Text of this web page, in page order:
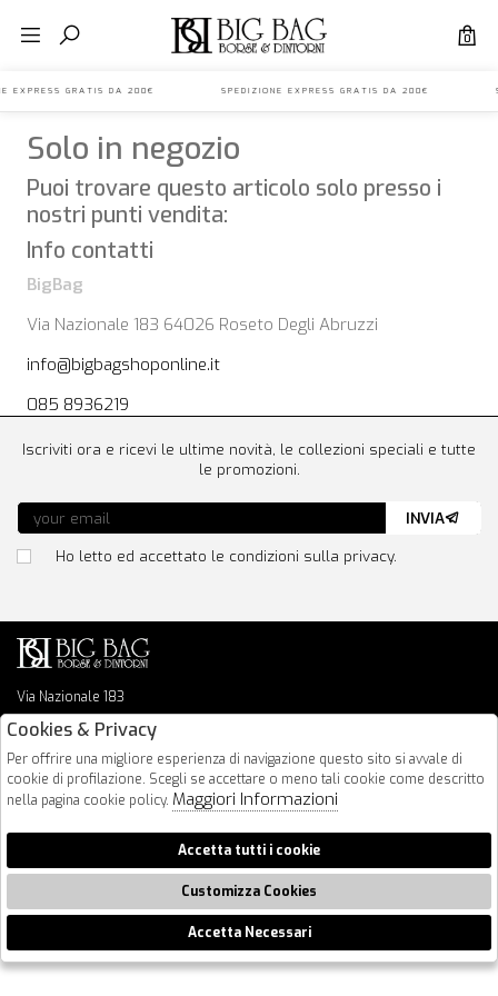
0
EXPRESS GRATIS DA 200€ SPEDIZIONE EXPRESS GRATIS DA 200€
Solo in negozio
Puoi trovare questo articolo solo presso i
nostri punti vendita:
Info contatti
BigBag
Via Nazionale 183 64026 Roseto Degli Abruzzi
info@bigbagshoponline.it
085 8936219
Via Nazionale 183
64026 Roseto Degli Abruzzi
info@bigbagshoponline.it
follow us
Iscriviti ora e ricevi le ultime novità, le collezioni speciali e tutte
le promozioni.
Ho letto ed accettato le condizioni sulla privacy.
INVIA
2026 BigBag - P.iva : 00916940679 Powered by
🍪
Cookies & Privacy
Per offrire una migliore esperienza di navigazione questo sito si avvale di
cookie di profilazione. Scegli se accettare o meno tali cookie come descritto
nella pagina cookie policy. Maggiori Informazioni
Accetta tutti i cookie
Customizza Cookies
Accetta Necessari